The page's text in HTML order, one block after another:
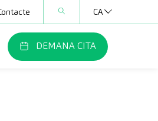
CA
DEMANA CITA